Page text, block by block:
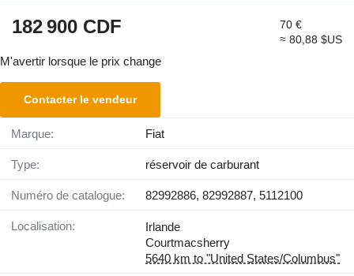
182 900 CDF
70 €
≈ 80,88 $US
M'avertir lorsque le prix change
Contacter le vendeur
Marque: Fiat
Type: réservoir de carburant
Numéro de catalogue: 82992886, 82992887, 5112100
Localisation:
Irlande
Courtmacsherry
5640 km to "United States/Columbus"